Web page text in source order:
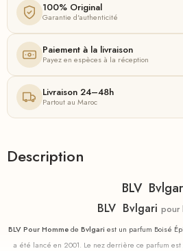
100% Original
Garantie d'authenticité
Paiement à la livraison
Payez en espèces à la réception
Livraison 24–48h
Partout au Maroc
Description
BLV
BLV Bvlgari pour
BLV Pour Hommede Bvlgari est un parfum Boisé
a été lancé en 2001. Le nez derrière ce parfum